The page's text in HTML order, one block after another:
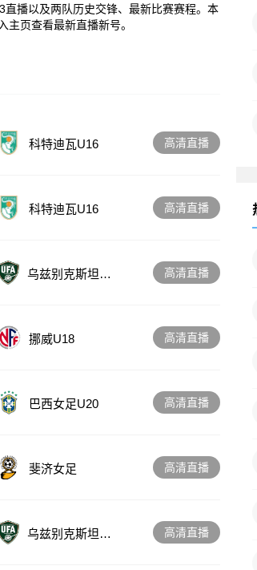
播以及两队历史交锋、最新比赛赛程。本
页查看最新直播新号。
科特迪瓦U16 高清直播
科特迪瓦U16 高清直播
乌兹别克斯坦女
高清直播
挪威U18 高清直播
巴西女足U20 高清直播
斐济女足 高清直播
乌兹别克斯坦女
高清直播